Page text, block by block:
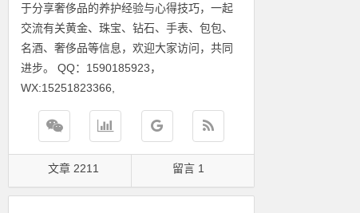
于分享奢侈品的养护经验与心得技巧，一起
交流有关黄金、珠宝、钻石、手表、包包、
名酒、奢侈品等信息，欢迎大家访问，共同
进步。 QQ：1590185923，
WX:15251823366,
文章 2211 留言 1